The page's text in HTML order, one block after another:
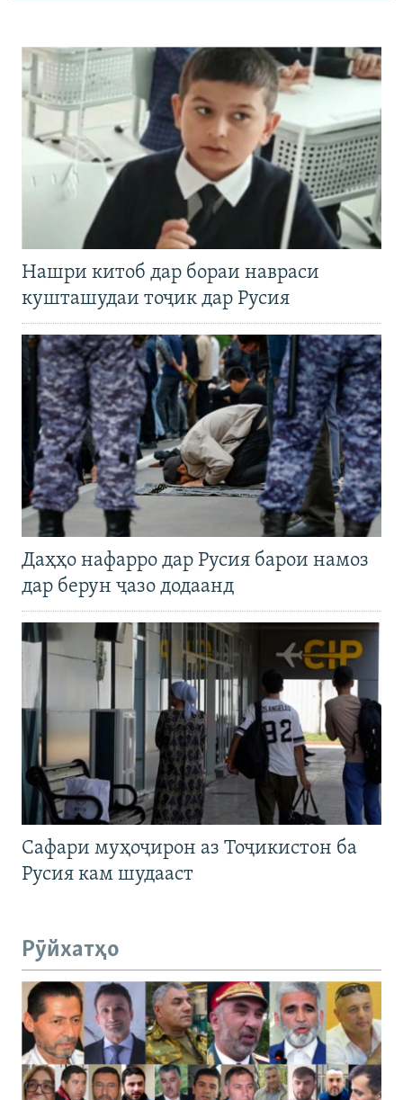
Нашри китоб дар бораи навраси
кушташудаи тоҷик дар Русия
Даҳҳо нафарро дар Русия барои намоз
дар берун ҷазо додаанд
Сафари муҳоҷирон аз Тоҷикистон ба
Русия кам шудааст
Рӯйхатҳо